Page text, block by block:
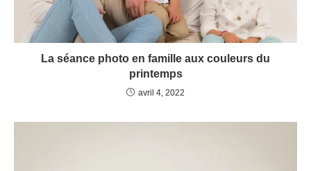
La séance photo en famille aux couleurs du
printemps
avril 4, 2022